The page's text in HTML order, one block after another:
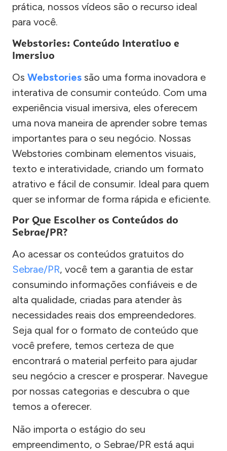
prática, nossos vídeos são o recurso ideal
para você.
Webstories: Conteúdo Interativo e
Imersivo
Os Webstories são uma forma inovadora e
interativa de consumir conteúdo. Com uma
experiência visual imersiva, eles oferecem
uma nova maneira de aprender sobre temas
importantes para o seu negócio. Nossas
Webstories combinam elementos visuais,
texto e interatividade, criando um formato
atrativo e fácil de consumir. Ideal para quem
quer se informar de forma rápida e eficiente.
Por Que Escolher os Conteúdos do
Sebrae/PR?
Ao acessar os conteúdos gratuitos do
Sebrae/PR, você tem a garantia de estar
consumindo informações confiáveis e de
alta qualidade, criadas para atender às
necessidades reais dos empreendedores.
Seja qual for o formato de conteúdo que
você prefere, temos certeza de que
encontrará o material perfeito para ajudar
seu negócio a crescer e prosperar. Navegue
por nossas categorias e descubra o que
temos a oferecer.
Não importa o estágio do seu
empreendimento, o Sebrae/PR está aqui